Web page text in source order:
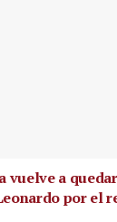
vuelve a
por el